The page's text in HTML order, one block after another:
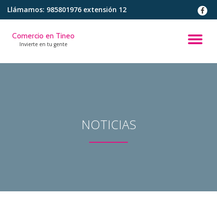
contenido
Llámamos: 985801976 extensión 12
fa-
Comercio en Tineo
Invierte en tu gente
NOTICIAS